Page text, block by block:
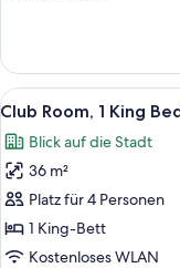
bathtub
anzeigen
2
queen
beds,
bathtub
Alle
Fotos
für
Club
Room,
1
King
8
Club Room, 1 King
Blick auf die Stadt
36 m²
Platz für 4 Personen
1 King-Bett
Kostenloses WLAN